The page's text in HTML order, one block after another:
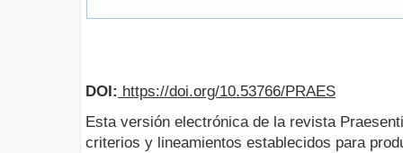
DOI: https://doi.org/10.53766/PRAES
Esta versión electrónica de la revista
criterios y lineamientos establecidos para